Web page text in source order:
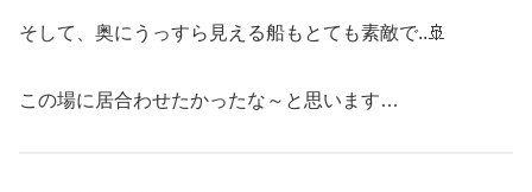
そして、奥にうっすら見える船もとても素敵で..🚢
この場に居合わせたかったな～と思います…